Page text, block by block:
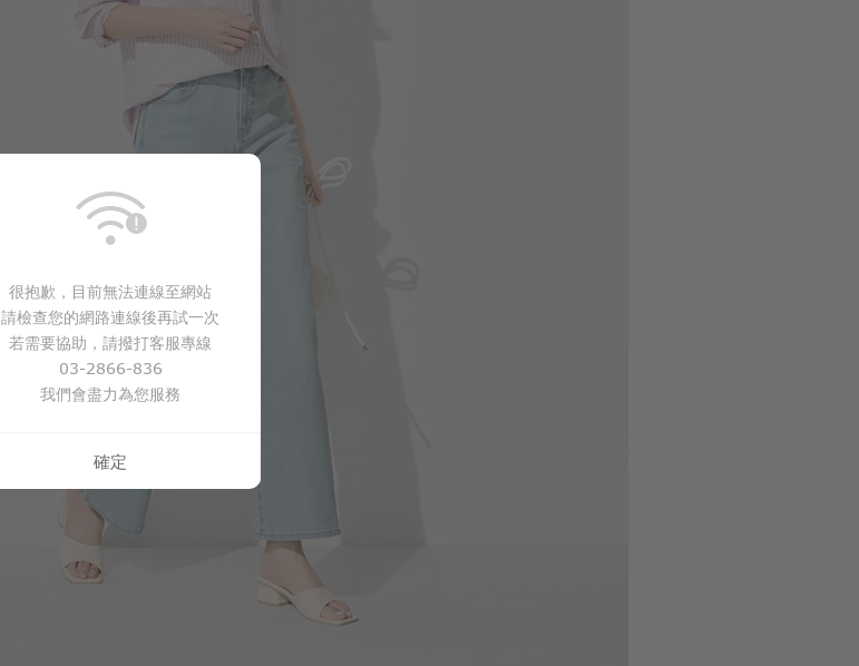
$
$ 690
很抱歉，目前無法連線至網站
請檢查您的網路連線後再試一次
若需要協助，請撥打客服專線
03-2866-836
我們會盡力為您服務
確定